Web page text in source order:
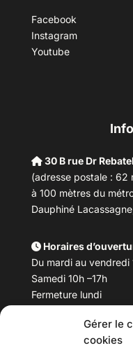
Gérer le
cookies
Facebook
Instagram
Youtube
30 B rue Dr
(adresse postale : 62
à 100 mètres du
Dauphiné
Horaires
Du mardi au vendredi
Samedi 10h –17h
Fermeture lundi
Téléphone :
04 78